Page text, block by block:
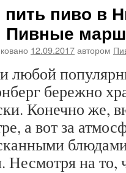
пить пиво в
Пивные
12.09.2017автором
любой
бережно
Конечно же,
а вот за
Несмотря на то,